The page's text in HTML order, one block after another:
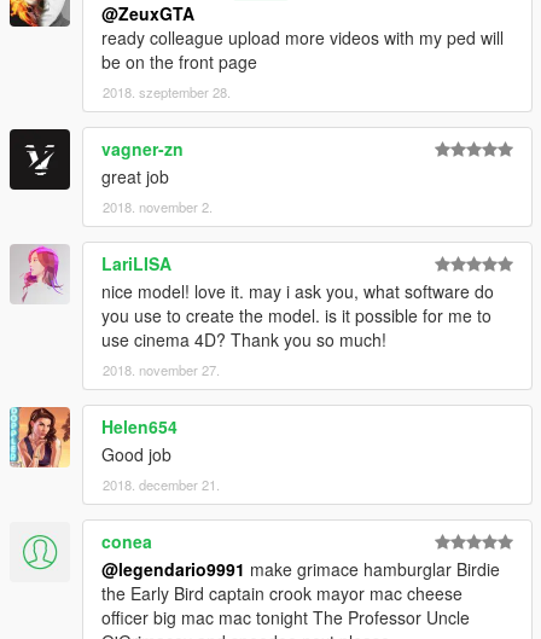
@ZeuxGTA
ready colleague upload more videos with my ped will
be on the front page
2018. szeptember 28.
vagner-zn
great job
2018. november 2.
LariLISA
nice model! love it. may i ask you, what software do
you use to create the model. is it possible for me to
use cinema 4D? Thank you so much!
2018. november 27.
Helen654
Good job
2018. december 21.
conea
@legendario9991 make grimace hamburglar Birdie
the Early Bird captain crook mayor mac cheese
officer big mac mac tonight The Professor Uncle